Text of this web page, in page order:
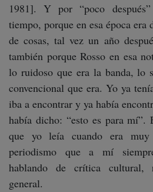
1981]. Y por “poco
tiempo, porque en esa época
de cosas, tal vez un año
también porque Rosso en esa
lo ruidoso que era la banda, lo
convencional que era. Yo ya
iba a encontrar y ya había
había dicho: “esto es para mí”.
que yo leía cuando era
periodismo que a mí
hablando de crítica cultural,
general.